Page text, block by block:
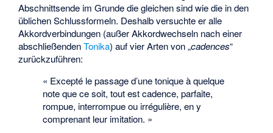
Abschnittsende im Grunde die gleichen sind wie die in den
üblichen Schlussformeln. Deshalb versuchte er alle
Akkordverbindungen (außer Akkordwechseln nach einer
abschließendenTonika) auf vier Arten von „cadences“
zurückzuführen:
« Excepté le passage d’une tonique à quelque
note que ce soit, tout est cadence, parfaite,
rompue, interrompue ou irrégulière, en y
comprenant leur imitation. »